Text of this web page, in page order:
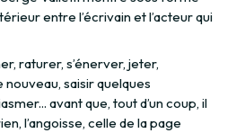
entre l’écrivain et l’acteur qui
raturer, s’énerver, jeter,
saisir quelques
avant que, tout d’un coup, il
l’angoisse, celle de la page